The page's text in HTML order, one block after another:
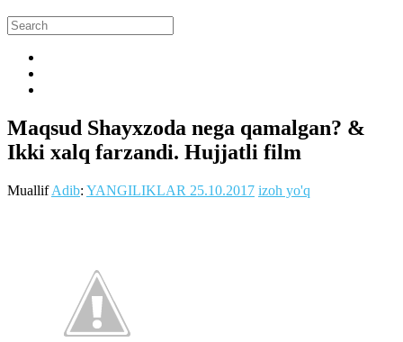
Maqsud Shayxzoda nega qamalgan? &
Ikki xalq farzandi. Hujjatli film
MuallifAdib: YANGILIKLAR 25.10.2017 izoh yo'q